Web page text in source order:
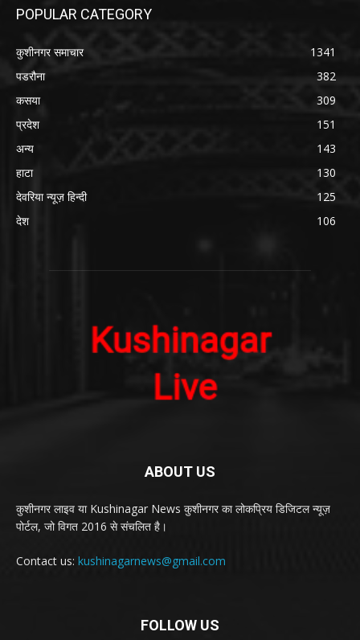
POPULAR CATEGORY
कुशीनगर समाचार
1341
पडरौना
382
कसया
309
प्रदेश
151
अन्य
143
हाटा
130
देवरिया न्यूज़ हिन्दी
125
देश
106
ABOUT US
कुशीनगर लाइव या Kushinagar News कुशीनगर का लोकप्रिय डिजिटल न्यूज़
पोर्टल, जो विगत 2016 से संचलित है।
Contact us: kushinagarnews@gmail.com
FOLLOW US